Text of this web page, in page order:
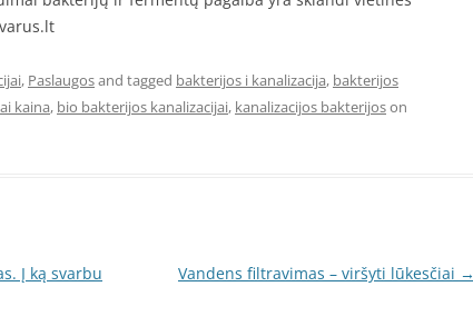
, Paslaugosand tagged bakterijos i kanalizacija, bakterijos
kaina, bio bakterijos kanalizacijai, kanalizacijos bakterijoson
Į ką svarbu
Vandens filtravimas – viršyti lūkesčiai →